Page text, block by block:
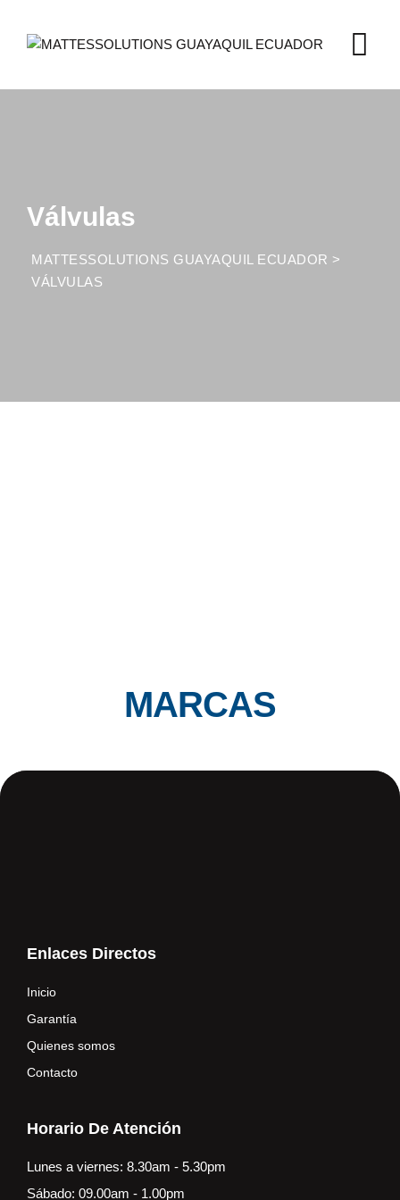
Válvulas
MATTESSOLUTIONS GUAYAQUIL ECUADOR >
VÁLVULAS
MARCAS
Enlaces Directos
Inicio
Garantía
Quienes somos
Contacto
Horario De Atención
Lunes a viernes: 8.30am - 5.30pm
Sábado: 09.00am - 1.00pm